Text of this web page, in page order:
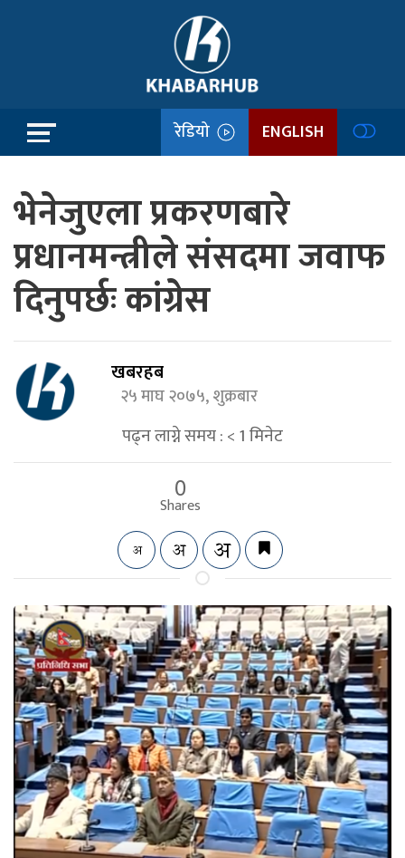
रेडियो ENGLISH
भेनेजुएला प्रकरणबारे
प्रधानमन्त्रीले संसदमा जवाफ
दिनुपर्छः कांग्रेस
खबरहब
२५ माघ २०७५, शुक्रबार
पढ्न लाग्ने समय :< 1मिनेट
0
Shares